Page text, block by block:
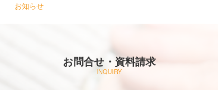
お知らせ
お問合せ・資料請求
INQUIRY